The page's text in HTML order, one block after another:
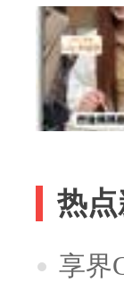
热点
享界